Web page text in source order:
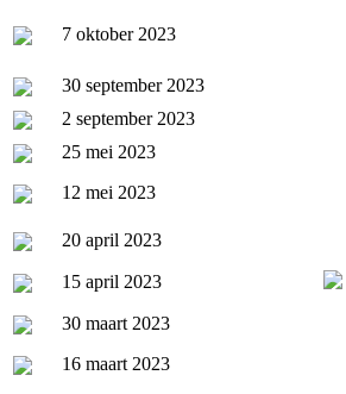
7 oktober 2023
30 september 2023
2 september 2023
25 mei 2023
12 mei 2023
20 april 2023
15 april 2023
30 maart 2023
16 maart 2023